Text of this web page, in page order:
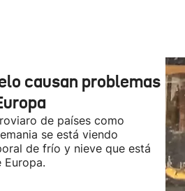
causan problemas
de países como
se está viendo
de frío y nieve que está